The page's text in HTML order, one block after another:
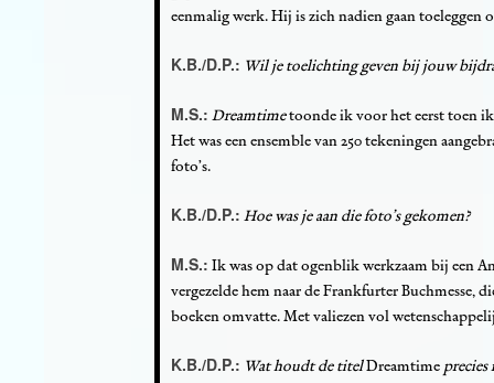
eenmalig werk. Hij is zich nadien gaan toeleggen
K.B./D.P.: Wil je toelichting geven bij jouw
M.S.: Dreamtimetoonde ik voor het eerst toen ik
Het was een ensemble van 250 tekeningen
foto’s.
K.B./D.P.: Hoe was je aan die foto’s gekomen?
M.S.: Ik was op dat ogenblik werkzaam bij een
vergezelde hem naar de Frankfurter Buchmesse,
boeken omvatte. Met valiezen vol
K.B./D.P.: Wat houdt de titelDreamtime precies